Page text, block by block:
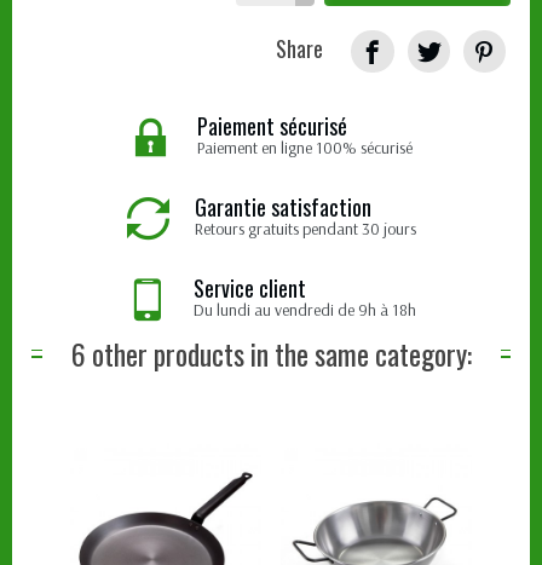
Share
Paiement sécurisé
Paiement en ligne 100% sécurisé
Garantie satisfaction
Retours gratuits pendant 30 jours
Service client
Du lundi au vendredi de 9h à 18h
6 other products in the same category: